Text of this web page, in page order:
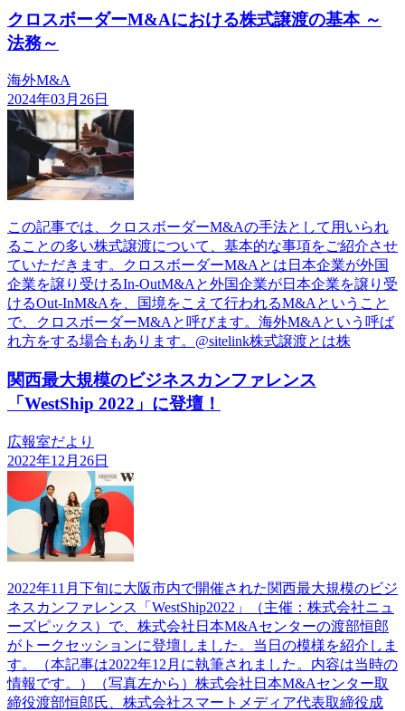
クロスボーダーM&Aにおける株式譲渡の基本 ～
法務～
海外M&A
2024年03月26日
この記事では、クロスボーダーM&Aの手法として用いられ
ることの多い株式譲渡について、基本的な事項をご紹介させ
ていただきます。クロスボーダーM&Aとは日本企業が外国
企業を譲り受けるIn-OutM&Aと外国企業が日本企業を譲り受
けるOut-InM&Aを、国境をこえて行われるM&Aということ
で、クロスボーダーM&Aと呼びます。海外M&Aという呼ば
れ方をする場合もあります。@sitelink株式譲渡とは株
関西最大規模のビジネスカンファレンス
「WestShip 2022」に登壇！
広報室だより
2022年12月26日
2022年11月下旬に大阪市内で開催された関西最大規模のビジ
ネスカンファレンス「WestShip2022」（主催：株式会社ニュ
ーズピックス）で、株式会社日本M&Aセンターの渡部恒郎
がトークセッションに登壇しました。当日の模様を紹介しま
す。（本記事は2022年12月に執筆されました。内容は当時の
情報です。）（写真左から）株式会社日本M&Aセンター取
締役渡部恒郎氏、株式会社スマートメディア代表取締役成